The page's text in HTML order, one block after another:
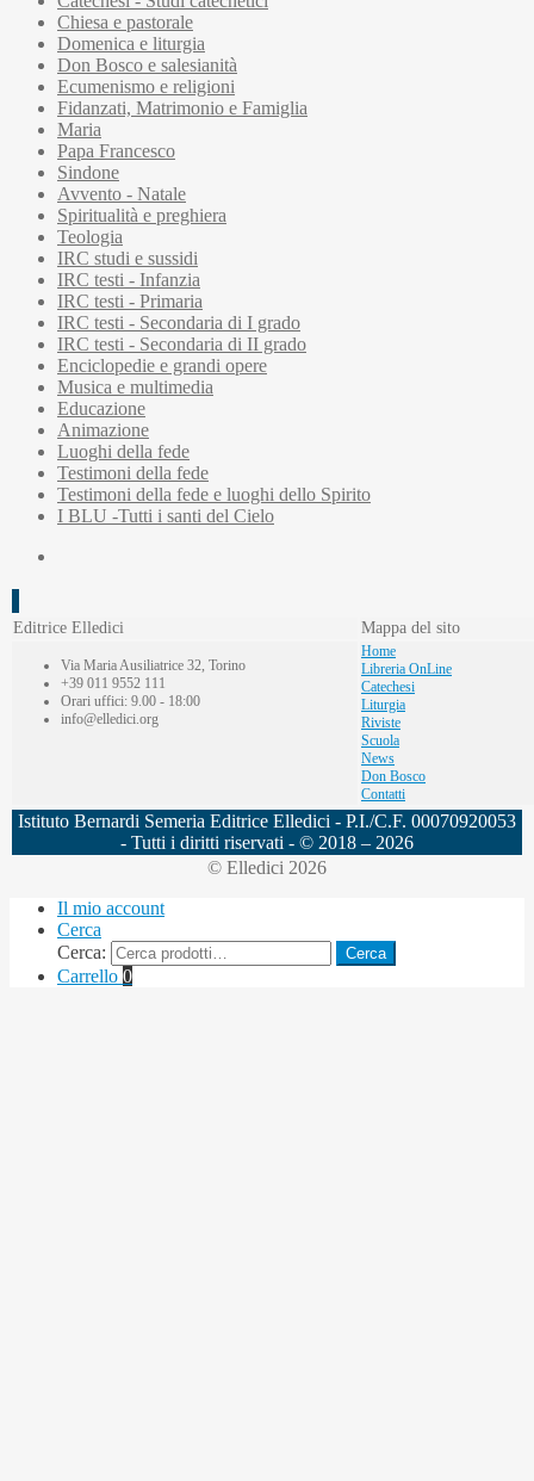
Chiesa e pastorale
Domenica e liturgia
Don Bosco e salesianità
Ecumenismo e religioni
Fidanzati, Matrimonio e Famiglia
Maria
Papa Francesco
Sindone
Avvento - Natale
Spiritualità e preghiera
Teologia
IRC studi e sussidi
IRC testi - Infanzia
IRC testi - Primaria
IRC testi - Secondaria di I grado
IRC testi - Secondaria di II grado
Enciclopedie e grandi opere
Musica e multimedia
Educazione
Animazione
Luoghi della fede
Testimoni della fede
Testimoni della fede e luoghi dello Spirito
I BLU -Tutti i santi del Cielo
Editrice Elledici Mappa del sito
Via Maria Ausiliatrice 32, Torino
+39 011 9552 111
Orari uffici: 9.00 - 18:00
info@elledici.org
Home
Libreria OnLine
Catechesi
Liturgia
Riviste
Scuola
News
Don Bosco
Contatti
Istituto Bernardi Semeria Editrice Elledici - P.I./C.F. 00070920053
- Tutti i diritti riservati - © 2018 – 2026
© Elledici 2026
Il mio account
Cerca
Cerca:
Cerca
Carrello 0